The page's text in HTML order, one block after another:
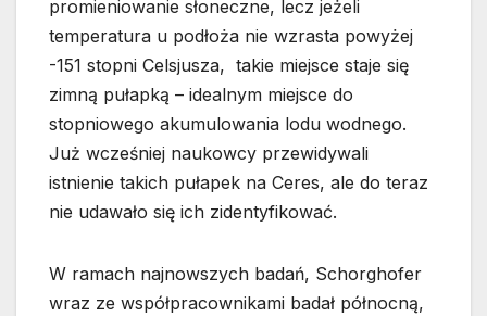
promieniowanie słoneczne, lecz jeżeli
temperatura u podłoża nie wzrasta powyżej
-151 stopni Celsjusza, takie miejsce staje się
zimną pułapką – idealnym miejsce do
stopniowego akumulowania lodu wodnego.
Już wcześniej naukowcy przewidywali
istnienie takich pułapek na Ceres, ale do teraz
nie udawało się ich zidentyfikować.
W ramach najnowszych badań, Schorghofer
wraz ze współpracownikami badał północną,